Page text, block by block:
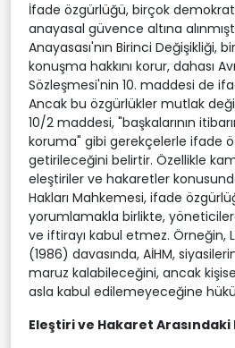
İfade özgürlüğü, birçok
anayasal güvence altına
Anayasası'nın Birinci Değişikliği,
konuşma hakkını korur, dahası
Sözleşmesi'nin 10. maddesi de
Ancak bu özgürlükler mutlak
10/2 maddesi, "başkalarının
koruma" gibi gerekçelerle ifade
getirileceğini belirtir. Özellikle
eleştiriler ve hakaretler
Hakları Mahkemesi, ifade
yorumlamakla birlikte,
ve iftirayı kabul etmez. Örneğin,
(1986) davasında, AİHM,
maruz kalabileceğini, ancak
asla kabul edilemeyeceğine
Eleştiri ve Hakaret Arasındaki